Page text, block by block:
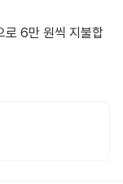
로 6만 원씩 지불합